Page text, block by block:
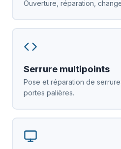
Ouverture, réparation,
Serrure multipoints
Pose et réparation de
portes palières.